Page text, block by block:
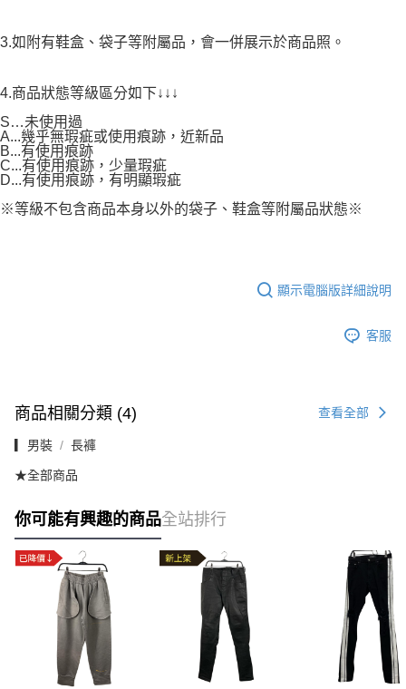
3.如附有鞋盒、袋子等附屬品，會一併展示於商品照。
4.商品狀態等級區分如下↓↓↓
S…未使用過
A...幾乎無瑕疵或使用痕跡，近新品
B...有使用痕跡
C...有使用痕跡，少量瑕疵
D...有使用痕跡，有明顯瑕疵
※等級不包含商品本身以外的袋子、鞋盒等附屬品狀態※
顯示電腦版詳細說明
客服
商品相關分類 (4) 查看全部
▎男裝 長褲
★全部商品
你可能有興趣的商品全站排行